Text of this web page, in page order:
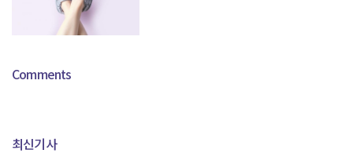
Comments
최신기사